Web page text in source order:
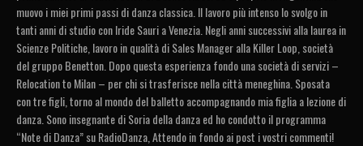
muovo i miei primi passi di danza classica. Il lavoro più intenso lo svolgo in
tanti anni di studio con Iride Sauri a Venezia. Negli anni successivi alla laurea in
Scienze Politiche, lavoro in qualità di Sales Manager alla Killer Loop, società
del gruppo Benetton. Dopo questa esperienza fondo una società di servizi –
Relocation to Milan – per chi si trasferisce nella città meneghina. Sposata
con tre figli, torno al mondo del balletto accompagnando mia figlia a lezione di
danza. Sono insegnante di Soria della danza ed ho condotto il programma
“Note di Danza” su RadioDanza, Attendo in fondo ai post i vostri commenti!